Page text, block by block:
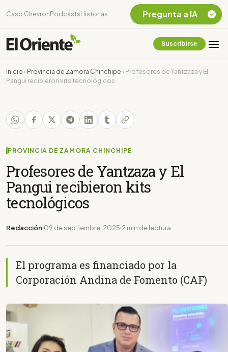
Caso Chevron Podcasts Historias
Suscribirse
Inicio › Provincia de Zamora Chinchipe › Profesores de Yantzaza y El
Pangui recibieron kits tecnológicos
PROVINCIA DE ZAMORA CHINCHIPE
Profesores de Yantzaza y El
Pangui recibieron kits
tecnológicos
Redacción 09 de septiembre, 2025 2 min de lectura
El programa es financiado por la
Corporación Andina de Fomento (CAF)
Pregunta a IA
Chevron Ecuador